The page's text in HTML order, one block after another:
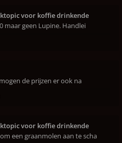
voor koffie drinkende
maar geen Lupine. Handlei
de prijzen er ook na
voor koffie drinkende
een graanmolen aan te scha